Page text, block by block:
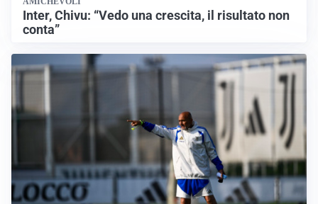
Inter, Chivu: “Vedo una crescita, il risultato non
conta”